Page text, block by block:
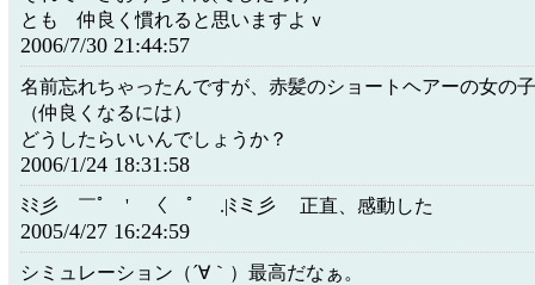
とも 仲良く慣れると思いますよｖ
2006/7/30 21:44:57
名前忘れちゃったんですが、赤髪のショートヘアーの女の
（仲良くなるには）
どうしたらいいんでしょうか？
2006/1/24 18:31:58
ﾐﾐ彡 ￣ﾟ￣' 〈￣ﾟ￣ .|ﾐミ彡 正直、感動した
2005/4/27 16:24:59
シミュレーション（´∀｀）最高だなぁ。